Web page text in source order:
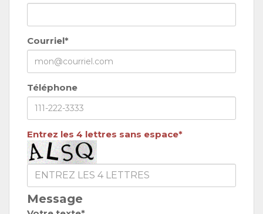
Courriel*
Téléphone
Entrez les 4 lettres sans espace*
Message